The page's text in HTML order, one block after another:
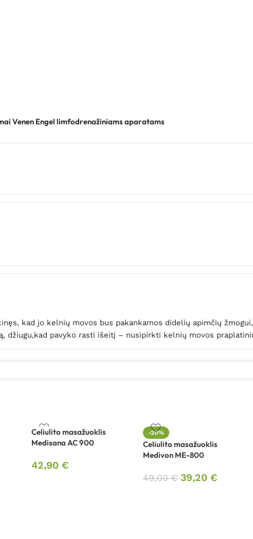
Venen Engel limfodrenažiniams aparatams
kad jo kelnių movos bus pakankamos didelių apimčių
džiugu,kad pavyko rasti išeitį – nusipirkti kelnių movos
Celiulito masažuoklis
Medisana AC 900
42,90 €
-20%
Celiulito masažuoklis
Medivon ME-800
49,00€ 39,20 €